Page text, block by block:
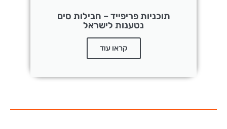
תוכניות פריפייד – חבילות סים
נטענות לישראל
קראו עוד